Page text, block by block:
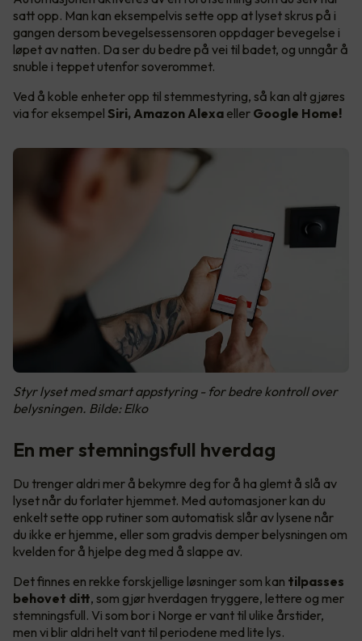
satt opp. Man kan eksempelvis sette opp at lyset skrus på i
gangen dersom bevegelsessensoren oppdager bevegelse i
løpet av natten. Da ser du bedre på vei til badet, og unngår å
snuble i teppet utenfor soverommet.
Ved å koble enheter opp til stemmestyring, så kan alt gjøres
via for eksempel Siri, Amazon Alexa eller Google Home!
Styr lyset med smart appstyring - for bedre kontroll over
belysningen. Bilde: Elko
En mer stemningsfull hverdag
Du trenger aldri mer å bekymre deg for å ha glemt å slå av
lyset når du forlater hjemmet. Med automasjoner kan du
enkelt sette opp rutiner som automatisk slår av lysene når
du ikke er hjemme, eller som gradvis demper belysningen om
kvelden for å hjelpe deg med å slappe av.
Det finnes en rekke forskjellige løsninger som kan tilpasses
behovet ditt, som gjør hverdagen tryggere, lettere og mer
stemningsfull. Vi som bor i Norge er vant til ulike årstider,
men vi blir aldri helt vant til periodene med lite lys.